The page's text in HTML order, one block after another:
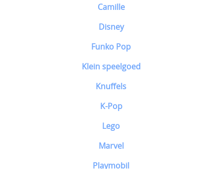
Camille
Disney
Funko Pop
Klein speelgoed
Knuffels
K-Pop
Lego
Marvel
Playmobil